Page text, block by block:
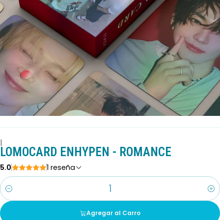
|
LOMOCARD ENHYPEN - ROMANCE
5.0 1 reseña
Cantidad
Agregar al Carro